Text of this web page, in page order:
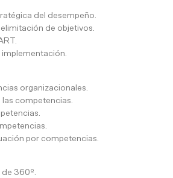
del desempeño.
de objetivos.
implementación.
organizacionales.
competencias.
por competencias.
de 360º.